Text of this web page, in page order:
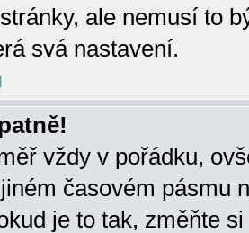
ale nemusí to
svá nastavení.
vždy v pořádku,
časovém pásmu
je to tak, změňte